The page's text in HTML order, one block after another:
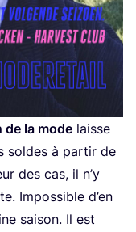
de la mode laisse
soldes à par­tir de
des cas, il n’y
Impos­sible d’en
sai­son. Il est